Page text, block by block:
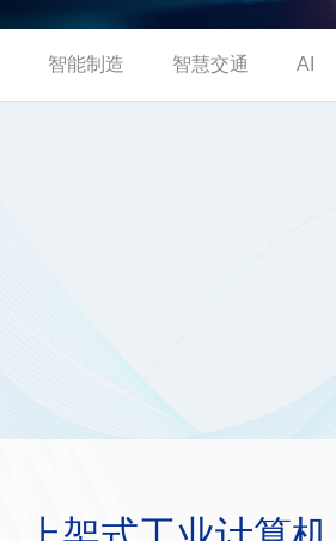
智能制造 智慧交通 AI